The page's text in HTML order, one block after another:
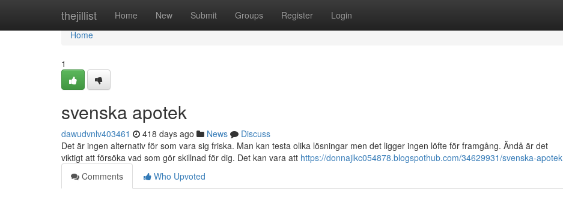
thejillist Home New Submit Groups Register Login
Home
Home
1
svenska apotek
dawudvnlv403461 418 days ago News
Discuss
Det är ingen alternativ för som vara sig friska. Man kan testa olika lösningar men det ligger ingen löfte för framgång. Ändå är det
viktigt att försöka vad som gör skillnad för dig. Det kan vara att https://donnajlkc054878.blogspothub.com/34629931/svenska-apotek
Comments
Who Upvoted